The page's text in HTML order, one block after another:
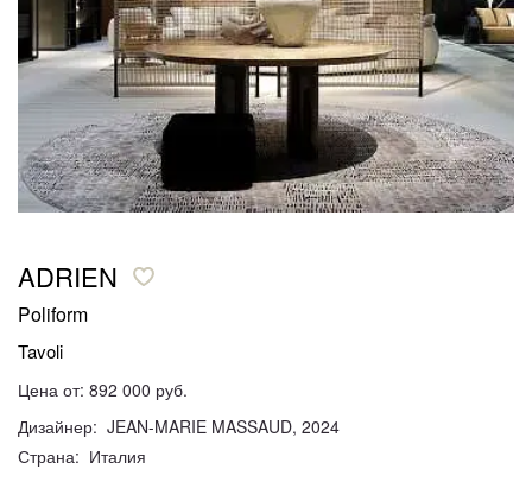
ADRIEN
Poliform
Tavoli
Цена от: 892 000 руб.
Дизайнер: JEAN-MARIE MASSAUD, 2024
Страна: Италия